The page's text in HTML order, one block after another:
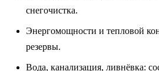
снегочистка.
Энергомощности и тепловой
резервы.
Вода, канализация, ливнёвка: